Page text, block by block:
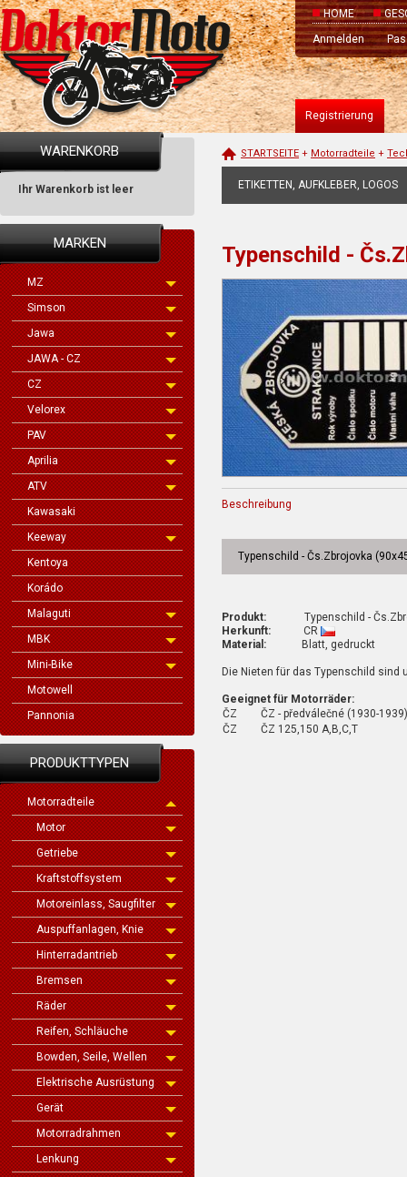
HOME
Anmelden
Registrierung
WARENKORB
Ihr Warenkorb ist leer
MARKEN
MZ
Simson
Jawa
JAWA - CZ
CZ
Velorex
PAV
Aprilia
ATV
Kawasaki
Keeway
Kentoya
Korádo
Malaguti
MBK
Mini-Bike
Motowell
Pannonia
PRODUKTTYPEN
Motorradteile
Motor
Getriebe
Kraftstoffsystem
Motoreinlass, Saugfilter
Auspuffanlagen, Knie
Hinterradantrieb
Bremsen
Räder
Reifen, Schläuche
Bowden, Seile, Wellen
Elektrische Ausrüstung
Gerät
Motorradrahmen
Lenkung
STARTSEITE + Motorradteile +
ETIKETTEN, AUFKLEBER, LOGOS
Typenschild -
Beschreibung
Typenschild - Čs.Zbrojovka
Produkt: Typenschild -
Herkunft: CR
Material: Blatt, gedruckt
Die Nieten für das Typenschild sind
Geeignet für Motorräder:
ČZ
ČZ - předválečné (1930-
ČZ
ČZ 125,150 A,B,C,T